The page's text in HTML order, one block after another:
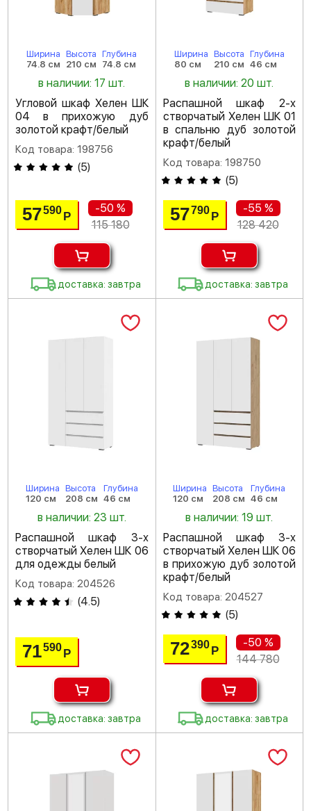
Ширина
74.8 см
Высота
210 см
Глубина
74.8 см
в наличии: 17 шт.
Угловой шкаф Хелен ШК
04 в прихожую дуб
золотой крафт/белый
Код товара: 198756
(5)
57590Р
-50 %
115 180
доставка: завтра
Ширина
80 см
Высота
210 см
Глубина
46 см
в наличии: 20 шт.
Распашной шкаф 2-х
створчатый Хелен ШК 01
в спальню дуб золотой
крафт/белый
Код товара: 198750
(5)
57790 Р
-55 %
128 420
доставка: завтра
Ширина
120 см
Высота
208 см
Глубина
46 см
в наличии: 23 шт.
Распашной шкаф 3-х
створчатый Хелен ШК 06
для одежды белый
Код товара: 204526
(4.5)
71590Р
доставка: завтра
Ширина
120 см
Высота
208 см
Глубина
46 см
в наличии: 19 шт.
Распашной шкаф 3-х
створчатый Хелен ШК 06
в прихожую дуб золотой
крафт/белый
Код товара: 204527
(5)
72390 Р
-50 %
144 780
доставка: завтра